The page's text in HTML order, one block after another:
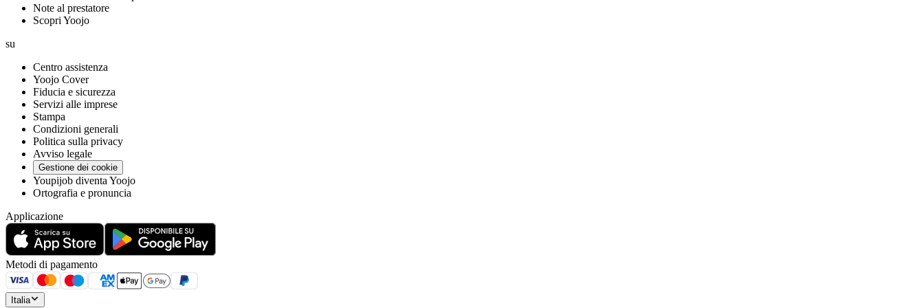
Note al prestatore
Scopri Yoojo
su
Centro assistenza
Yoojo Cover
Fiducia e sicurezza
Servizi alle imprese
Stampa
Condizioni generali
Politica sulla privacy
Avviso legale
Gestione dei cookie
Youpijob diventa Yoojo
Ortografia e pronuncia
Applicazione
Metodi di pagamento
Italia